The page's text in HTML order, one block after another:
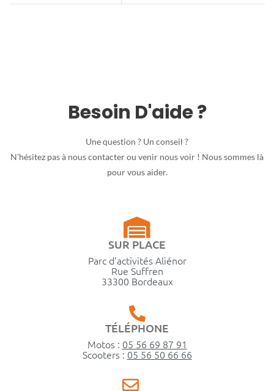
Besoin D'aide ?
Une question ? Un conseil ?
N’hésitez pas à nous contacter ou venir nous voir ! Nous sommes là
pour vous aider.
SUR PLACE
Parc d’activités Aliénor
Rue Suffren
33300 Bordeaux
TÉLÉPHONE
Motos : 05 56 69 87 91
Scooters : 05 56 50 66 66